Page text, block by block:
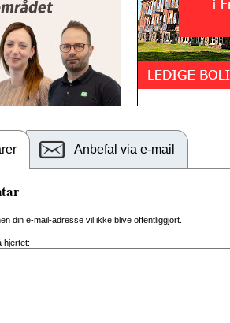
Anbefal via e-mail
din e-mail-adresse vil ikke blive offentliggjort.
hjertet: